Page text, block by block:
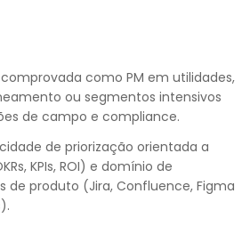
como PM em utilidades,
ou segmentos intensivos
de campo e compliance.
de priorização orientada a
KPIs, ROI) e domínio de
de produto (Jira, Confluence, Figma